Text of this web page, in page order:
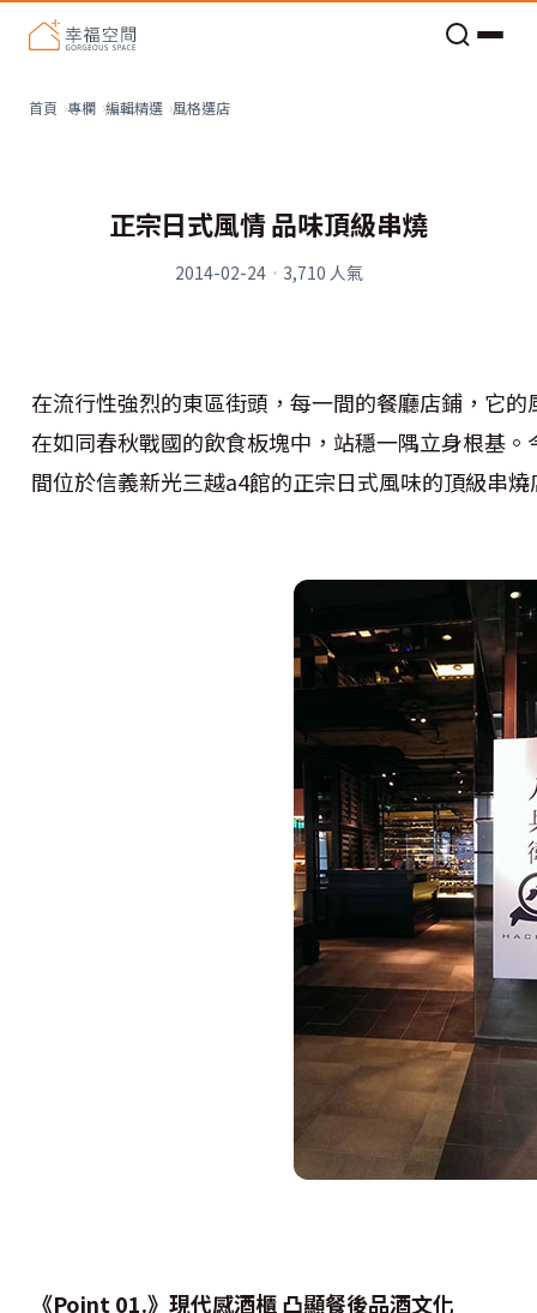
首頁 專欄 編輯精選 風格選店
正宗日式風情 品味頂級串燒
2014-02-24· 3,710 人氣
在流行性強烈的東區街頭，每一間的餐廳店鋪，它
在如同春秋戰國的飲食板塊中，站穩一隅立身根基
間位於信義新光三越a4館的正宗日式風味的頂級串
《Point 01.》現代感酒櫃 凸顯餐後品酒文化